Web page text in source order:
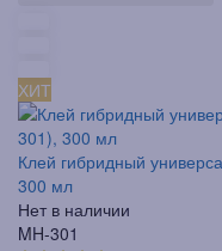
ХИТ
Клей гибридный
300 мл
Нет в наличии
MH-301